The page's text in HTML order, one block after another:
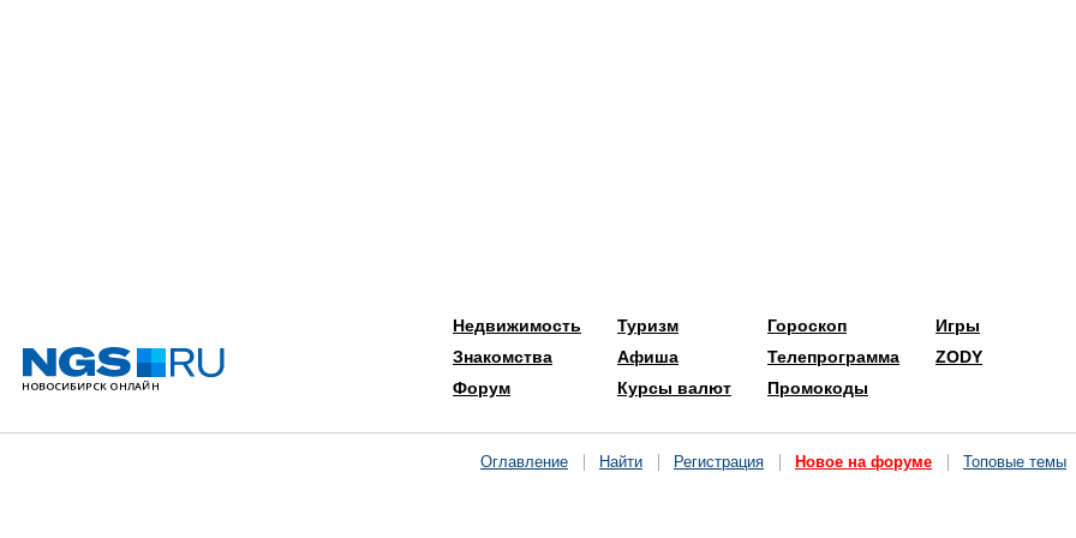
Недвижимость
Знакомства
Форум
Туризм
Афиша
Курсы валют
Гороскоп
Телепрограмма
Промокоды
Игры
ZODY
Оглавление Найти Регистрация Новое на форуме Топовые темы